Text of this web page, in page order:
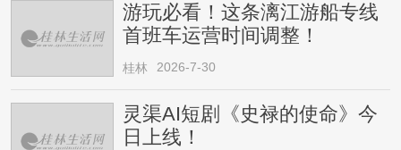
游玩必看！这条漓江游船专线
首班车运营时间调整！
桂林 2026-7-30
灵渠AI短剧《史禄的使命》今
日上线！